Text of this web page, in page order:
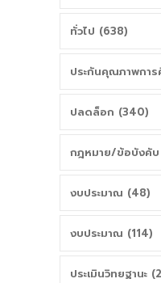
ทั่วไป (638)
ประกันคุณภาพกา
ปลดล็อก (340)
กฎหมาย/ข้อบังคับ
งบประมาณ (48)
งบประมาณ (114)
ประเมินวิทยฐานะ